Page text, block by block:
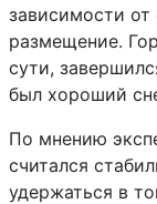
зависимости от
размещение.
сути,
был хороший
По мнению
считался
удержаться в